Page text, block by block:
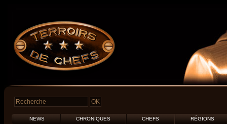
NEWS CHRONIQUES CHEFS RÉGIONS